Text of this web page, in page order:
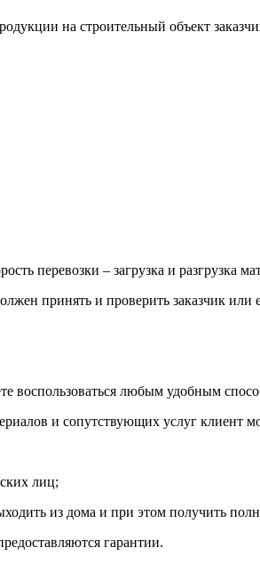
на строительный объект
перевозки – загрузка и разгрузка
принять и проверить заказчик
воспользоваться любым удобным
и сопутствующих услуг клиент
лиц;
из дома и при этом получить
гарантии.